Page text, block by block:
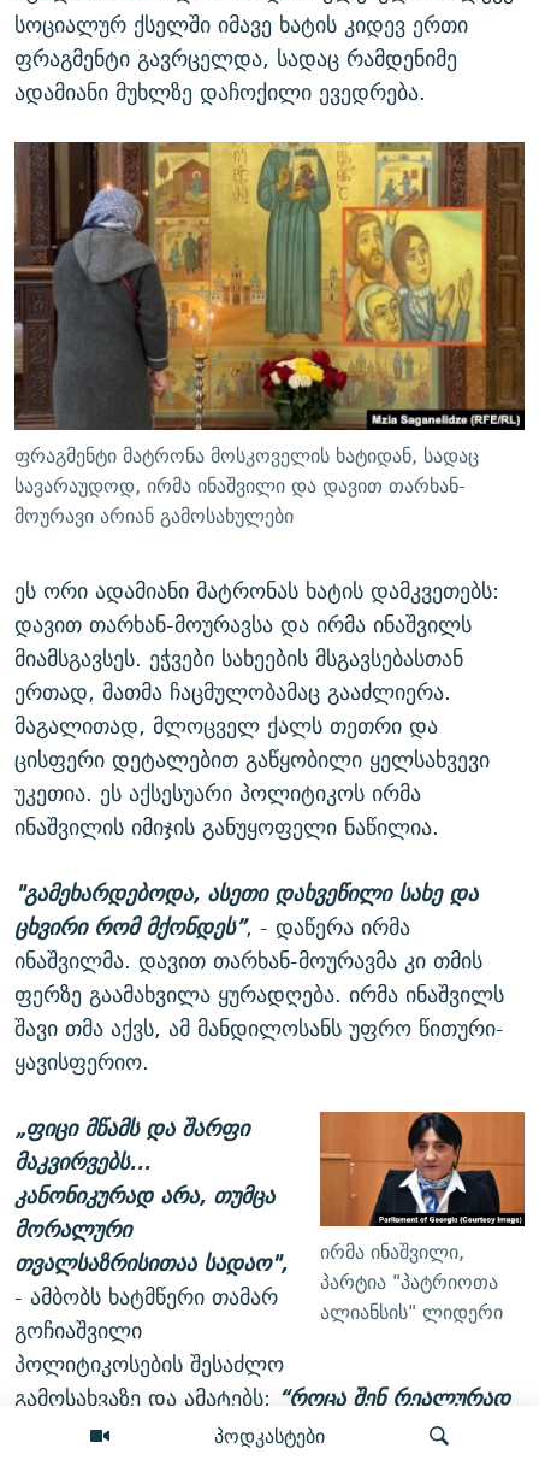
პოდკასტები
სოციალურ ქსელში იმავე ხატის კიდევ ერთი
ფრაგმენტი გავრცელდა, სადაც რამდენიმე
ადამიანი მუხლზე დაჩოქილი ევედრება.
ფრაგმენტი მატრონა მოსკოველის ხატიდან, სადაც
სავარაუდოდ, ირმა ინაშვილი და დავით თარხან-
მოურავი არიან გამოსახულები
ეს ორი ადამიანი მატრონას ხატის დამკვეთებს:
დავით თარხან-მოურავსა და ირმა ინაშვილს
მიამსგავსეს. ეჭვები სახეების მსგავსებასთან
ერთად, მათმა ჩაცმულობამაც გააძლიერა.
მაგალითად, მლოცველ ქალს თეთრი და
ცისფერი დეტალებით გაწყობილი ყელსახვევი
უკეთია. ეს აქსესუარი პოლიტიკოს ირმა
ინაშვილის იმიჯის განუყოფელი ნაწილია.
"გამეხარდებოდა, ასეთი დახვეწილი სახე და
ცხვირი რომ მქონდეს”, - დაწერა ირმა
ინაშვილმა. დავით თარხან-მოურავმა კი თმის
ფერზე გაამახვილა ყურადღება. ირმა ინაშვილს
შავი თმა აქვს, ამ მანდილოსანს უფრო წითური-
ყავისფერიო.
ირმა ინაშვილი,
პარტია "პატრიოთა
ალიანსის" ლიდერი
„ფიცი მწამს და შარფი
მაკვირვებს…
კანონიკურად არა, თუმცა
მორალური
თვალსაზრისითაა სადაო",
- ამბობს ხატმწერი თამარ
გოჩიაშვილი
პოლიტიკოსების შესაძლო
გამოსახვაზე და ამატებს: “როცა შენ რეალურად
მხოლოდ და მხოლოდ 1000 დოლარს წირავ